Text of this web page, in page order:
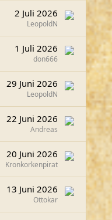
2 Juli 2026
LeopoldN
1 Juli 2026
don666
29 Juni 2026
LeopoldN
22 Juni 2026
Andreas
20 Juni 2026
Kronkorkenpirat
13 Juni 2026
Ottokar